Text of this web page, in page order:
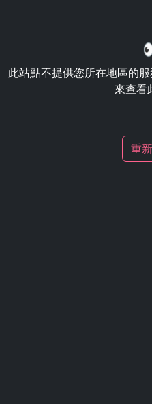
此站點不提供您所在地區的
來查看
重